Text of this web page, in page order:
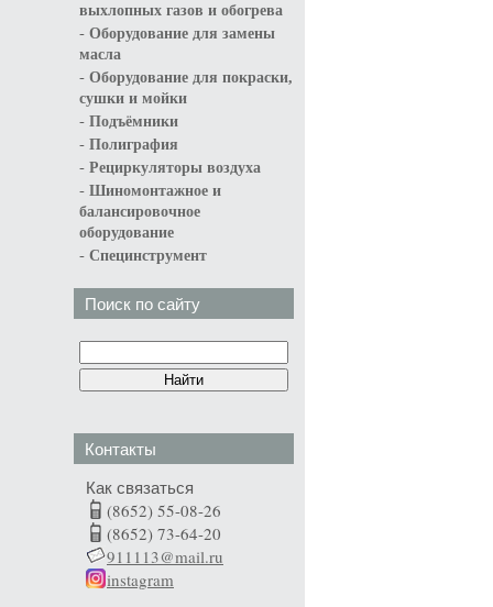
выхлопных газов и обогрева
- Оборудование для замены
масла
- Оборудование для покраски,
сушки и мойки
- Подъёмники
- Полиграфия
- Рециркуляторы воздуха
- Шиномонтажное и
балансировочное
оборудование
- Специнструмент
Поиск по сайту
Контакты
Как связаться
(8652) 55-08-26
(8652) 73-64-20
911113@mail.ru
instagram